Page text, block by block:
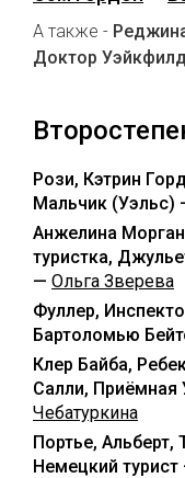
А также -
Доктор
Рози, Кэтрин
Мальчик (Уэльс)
Анжелина
туристка,
— Ольга Зверева
Фуллер,
Бартоломью
Клер Байба,
Салли,
Чебатуркина
Портье, Альберт,
Немецкий турист